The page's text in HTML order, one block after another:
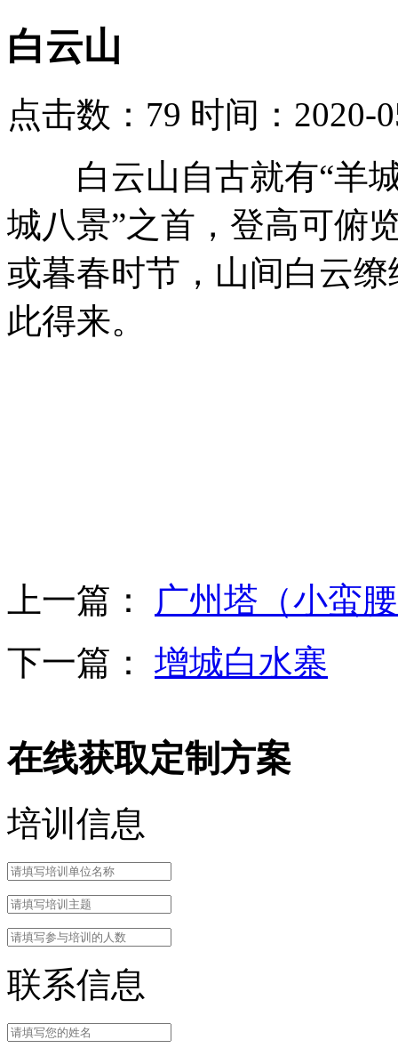
白云山
点击数：79 时间：2020-
白云山自古就有“羊城
城八景”之首，登高可俯
或暮春时节，山间白云
此得来。
上一篇： 广州塔（小蛮
下一篇： 增城白水寨
在线获取定制方案
培训信息
联系信息